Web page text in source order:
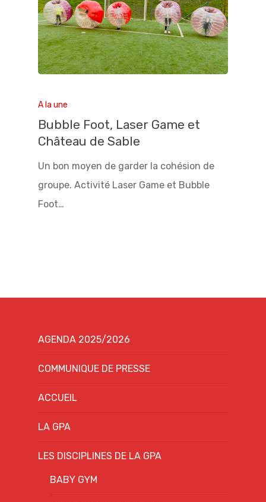
A la une
Bubble Foot, Laser Game et
Château de Sable
Un bon moyen de garder la cohésion de
groupe. Activité Laser Game et Bubble
Foot…
AGENDA 2025/2026
COMMUNIQUE DE PRESSE
ACCUEIL
LA GPA
LES DISCIPLINES DE LA GPA
BABY GYM